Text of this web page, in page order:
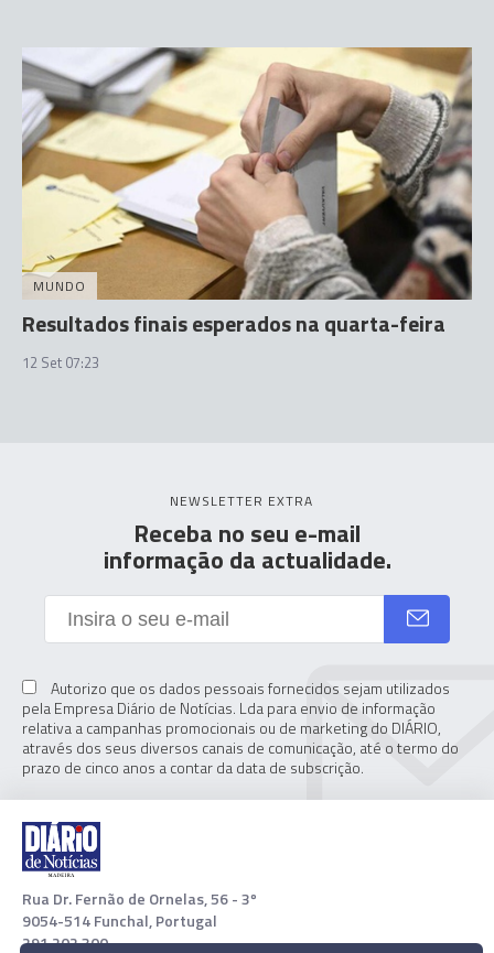
MUNDO
Resultados finais esperados na quarta-feira
12 Set 07:23
NEWSLETTER EXTRA
Receba no seu e-mail
informação da actualidade.
Autorizo que os dados pessoais fornecidos sejam utilizados
pela Empresa Diário de Notícias. Lda para envio de informação
relativa a campanhas promocionais ou de marketing do DIÁRIO,
através dos seus diversos canais de comunicação, até o termo do
prazo de cinco anos a contar da data de subscrição.
Rua Dr. Fernão de Ornelas, 56 - 3º
9054-514 Funchal, Portugal
291 202 300